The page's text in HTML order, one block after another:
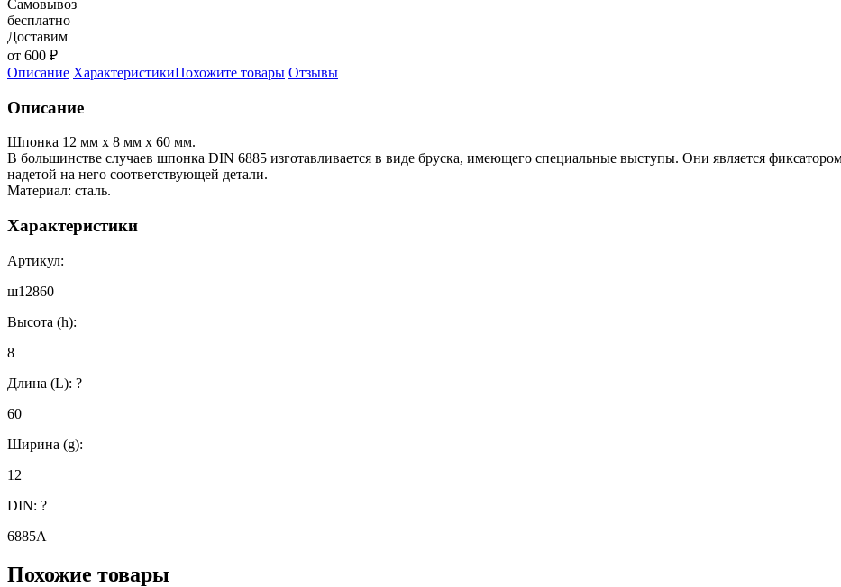
Самовывоз
бесплатно
Доставим
от 600 ₽
Описание ХарактеристикиПохожите товары Отзывы
Описание
Шпонка 12 мм х 8 мм х 60 мм.
В большинстве случаев шпонка DIN 6885 изготавливается в виде бруска, имеющего специальные выступы. Они является
надетой на него соответствующей детали.
Материал: сталь.
Характеристики
Артикул:
ш12860
Высота (h):
8
Длина (L): ?
60
Ширина (g):
12
DIN: ?
6885А
Похожие товары